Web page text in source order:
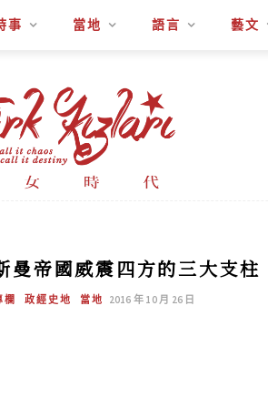
事 當地 語言 藝文
曼帝國威震四方的三大支柱
欄 政經史地 當地 2016 年 10 月 26 日